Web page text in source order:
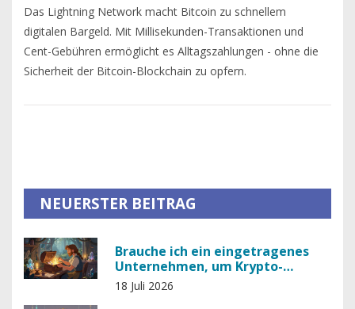
Das Lightning Network macht Bitcoin zu schnellem
digitalen Bargeld. Mit Millisekunden-Transaktionen und
Cent-Gebühren ermöglicht es Alltagszahlungen - ohne die
Sicherheit der Bitcoin-Blockchain zu opfern.
NEUERSTER BEITRAG
Brauche ich ein eingetragenes
Unternehmen, um Krypto-
Zahlungen anzunehmen? (2026)
18 Juli 2026